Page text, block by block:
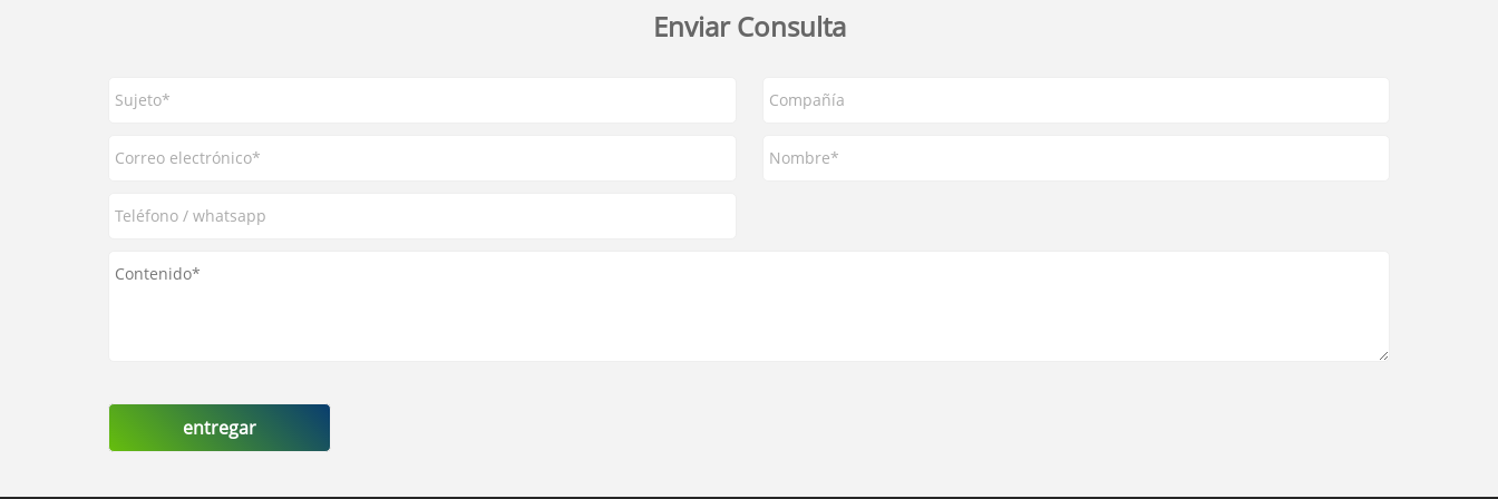
Enviar Consulta
entregar